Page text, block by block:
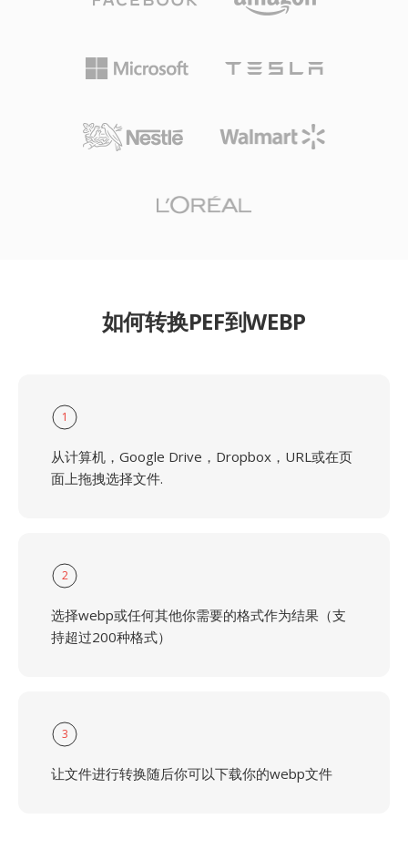
如何转换PEF到WEBP
1
从计算机，Google Drive，Dropbox，URL或在页
面上拖拽选择文件.
2
选择webp或任何其他你需要的格式作为结果（支
持超过200种格式）
3
让文件进行转换随后你可以下载你的webp文件